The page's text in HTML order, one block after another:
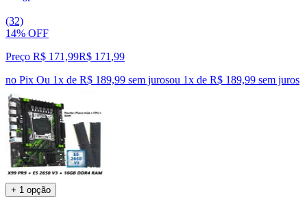
(32)
14% OFF
Preço R$ 171,99R$ 171 ,99
no Pix Ou 1x de R$ 189,99 sem jurosou 1x de R$ 189,99 sem juros
+ 1 opção